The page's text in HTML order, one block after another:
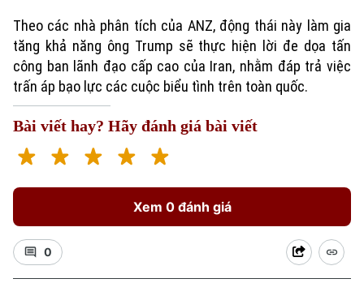
Xu hướng
Theo các nhà phân tích của ANZ, động thái này làm gia
tăng khả năng ông Trump sẽ thực hiện lời đe dọa tấn
công ban lãnh đạo cấp cao của Iran, nhằm đáp trả việc
trấn áp bạo lực các cuộc biểu tình trên toàn quốc.
Bài viết hay? Hãy đánh giá bài viết
Xem 0 đánh giá
0